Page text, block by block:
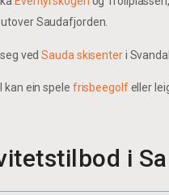
Saudafjorden.
seg vedSauda skisenteri
kan ein spele frisbeegolfeller
i